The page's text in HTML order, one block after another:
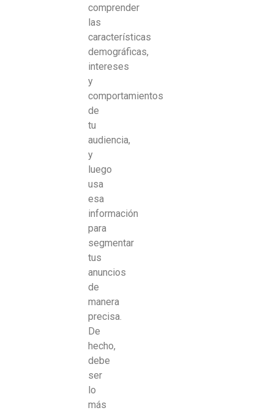
comprender
las
características
demográficas,
intereses
y
comportamientos
de
tu
audiencia,
y
luego
usa
esa
información
para
segmentar
tus
anuncios
de
manera
precisa.
De
hecho,
debe
ser
lo
más